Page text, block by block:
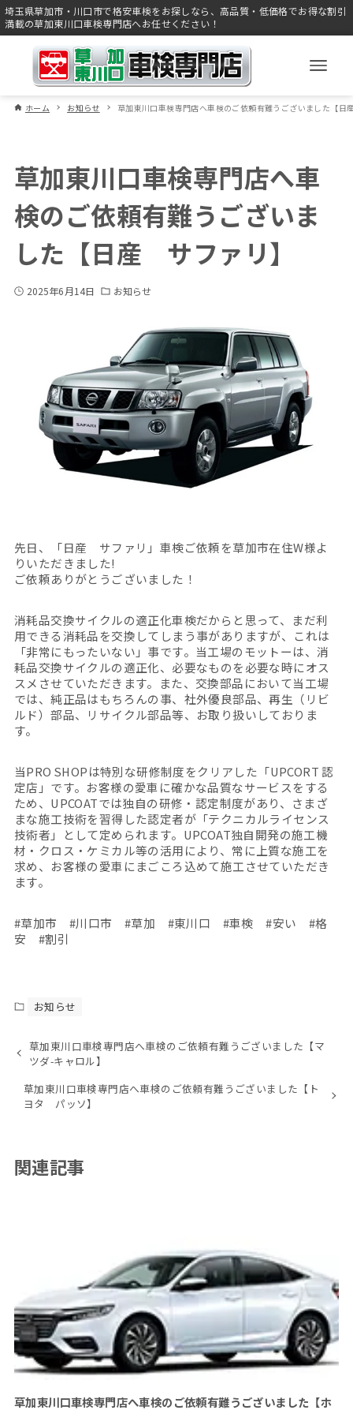
埼玉県草加市・川口市で格安車検をお探しなら、高品質・低価格でお得な割引
満載の草加東川口車検専門店へお任せください！
ホーム お知らせ 草加東川口車検専門店へ車検のご依頼有難うございました【
草加東川口車検専門店へ車
検のご依頼有難うございま
した【日産 サファリ】
2025年6月14日 お知らせ
先日、「日産 サファリ」車検ご依頼を草加市在住W様よ
りいただきました!
ご依頼ありがとうございました！
消耗品交換サイクルの適正化車検だからと思って、まだ利
用できる消耗品を交換してしまう事がありますが、これは
「非常にもったいない」事です。当工場のモットーは、消
耗品交換サイクルの適正化、必要なものを必要な時にオス
スメさせていただきます。また、交換部品において当工場
では、純正品はもちろんの事、社外優良部品、再生（リビ
ルド）部品、リサイクル部品等、お取り扱いしておりま
す。
当PRO SHOPは特別な研修制度をクリアした「UPCORT 認
定店」です。お客様の愛車に確かな品質なサービスをする
ため、UPCOATでは独自の研修・認定制度があり、さまざ
まな施工技術を習得した認定者が「テクニカルライセンス
技術者」として定められます。UPCOAT独自開発の施工機
材・クロス・ケミカル等の活用により、常に上質な施工を
求め、お客様の愛車にまごころ込めて施工させていただき
ます。
#草加市 #川口市 #草加 #東川口 #車検 #安い #格
安 #割引
お知らせ
草加東川口車検専門店へ車検のご依頼有難うございました【マ
ツダ-キャロル】
草加東川口車検専門店へ車検のご依頼有難うございました【ト
ヨタ パッソ】
関連記事
草加東川口車検専門店へ車検のご依頼有難うございました【ホ